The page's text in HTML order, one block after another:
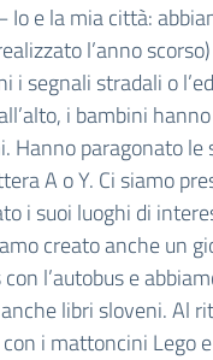
Io e la mia città:
l’anno
i segnali stradali o
i bambini
Hanno paragonato
A o Y. Ci siamo
i suoi luoghi di
creato anche un
con l’autobus e
libri sloveni. Al
i mattoncini Lego